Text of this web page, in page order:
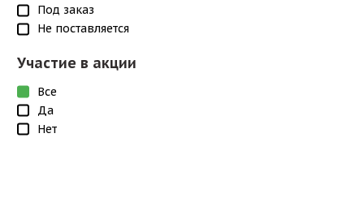
Под заказ
Не поставляется
Участие в акции
Все
Да
Нет